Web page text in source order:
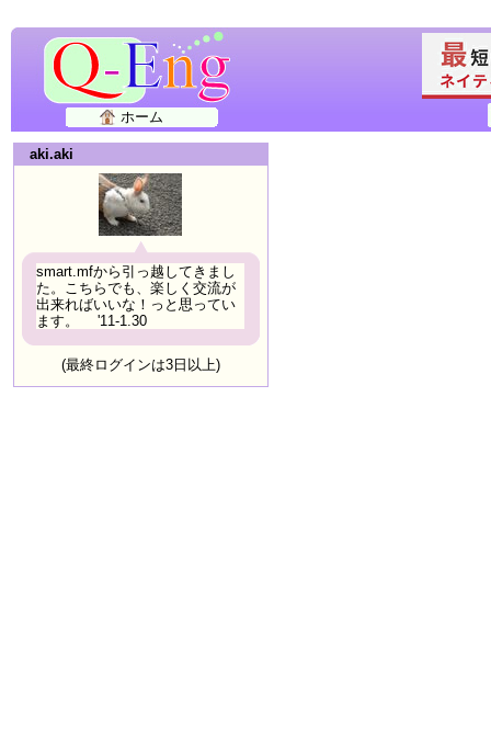
ホーム
aki.aki
smart.mfから引っ越してきまし
た。こちらでも、楽しく交流が
出来ればいいな！っと思ってい
ます。 '11-1.30
(最終ログインは3日以上)